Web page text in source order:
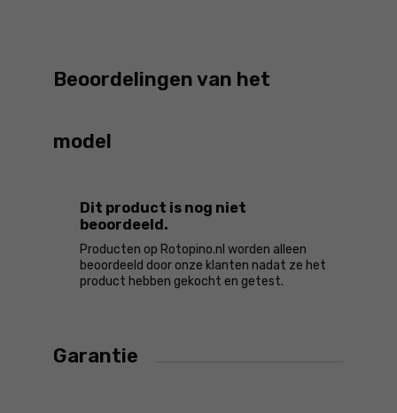
Beoordelingen van het
model
Dit product is nog niet
beoordeeld.
Producten op Rotopino.nl worden alleen
beoordeeld door onze klanten nadat ze het
product hebben gekocht en getest.
Garantie